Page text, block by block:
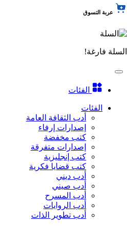
عربة التسوق
السلة فارغة!
الفئات
الفئات
أدب الثقافة العامة
إصدارات إرفاء
كتب مخفضة
إصدارات متفرقة
كتب إنجليزية
كتب قضايا فكرية
أدب ديني
أدب صيني
أدب المسرح
أدب الروايات
أدب تطوير الذات